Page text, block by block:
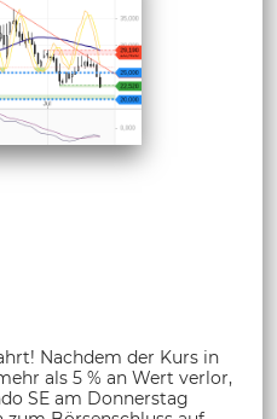
Nachdem der Kurs in
als 5 % an Wert verlor,
SE am Donnerstag